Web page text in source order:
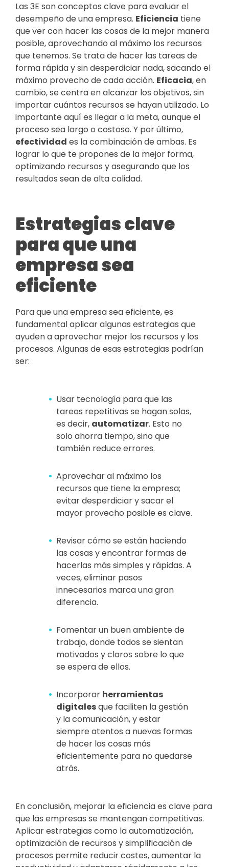
Las 3E son conceptos clave para evaluar el
desempeño de una empresa. Eficiencia tiene
que ver con hacer las cosas de la mejor manera
posible, aprovechando al máximo los recursos
que tenemos. Se trata de hacer las tareas de
forma rápida y sin desperdiciar nada, sacando el
máximo provecho de cada acción. Eficacia, en
cambio, se centra en alcanzar los objetivos, sin
importar cuántos recursos se hayan utilizado. Lo
importante aquí es llegar a la meta, aunque el
proceso sea largo o costoso. Y por último,
efectividad es la combinación de ambas. Es
lograr lo que te propones de la mejor forma,
optimizando recursos y asegurando que los
resultados sean de alta calidad.
Estrategias clave
para que una
empresa sea
eficiente
Para que una empresa sea eficiente, es
fundamental aplicar algunas estrategias que
ayuden a aprovechar mejor los recursos y los
procesos. Algunas de esas estrategias podrían
ser:
Usar tecnología para que las
tareas repetitivas se hagan solas,
es decir, automatizar. Esto no
solo ahorra tiempo, sino que
también reduce errores.
Aprovechar al máximo los
recursos que tiene la empresa;
evitar desperdiciar y sacar el
mayor provecho posible es clave.
Revisar cómo se están haciendo
las cosas y encontrar formas de
hacerlas más simples y rápidas. A
veces, eliminar pasos
innecesarios marca una gran
diferencia.
Fomentar un buen ambiente de
trabajo, donde todos se sientan
motivados y claros sobre lo que
se espera de ellos.
Incorporar herramientas
digitalesque faciliten la gestión
y la comunicación, y estar
siempre atentos a nuevas formas
de hacer las cosas más
eficientemente para no quedarse
atrás.
En conclusión, mejorar la eficiencia es clave para
que las empresas se mantengan competitivas.
Aplicar estrategias como la automatización,
optimización de recursos y simplificación de
procesos permite reducir costes, aumentar la